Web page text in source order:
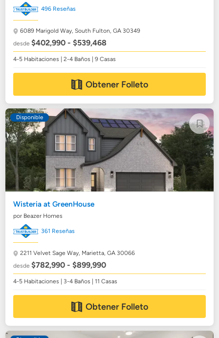
496 Reseñas
6089 Marigold Way,South Fulton, GA 30349
desde$402,990 - $539,468
4-5 Habitaciones | 2-4 Baños | 9 Casas
Obtener Folleto
Disponible
Wisteria at GreenHouse
por Beazer Homes
361 Reseñas
2211 Velvet Sage Way, Marietta, GA 30066
desde$782,990 - $899,990
4-5 Habitaciones | 3-4 Baños | 11 Casas
Obtener Folleto